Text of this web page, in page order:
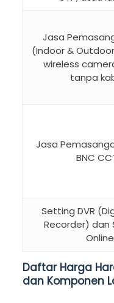
Jasa
(Indoor &
wireless
tanpa
Jasa
BNC
Setting DVR
Recorder) dan
Online
Daftar Harga
dan Komponen